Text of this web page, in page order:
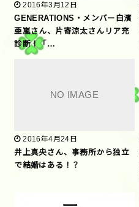
2016年3月12日
GENERATIONS・メンバー白濱
亜嵐さん、片寄涼太さんリア充
診断！「…
2016年4月24日
井上真央さん、事務所から独立
で結婚はある！？